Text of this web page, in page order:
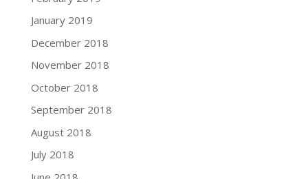
January 2019
December 2018
November 2018
October 2018
September 2018
August 2018
July 2018